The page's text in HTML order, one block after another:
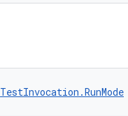
TestInvocation.RunMode